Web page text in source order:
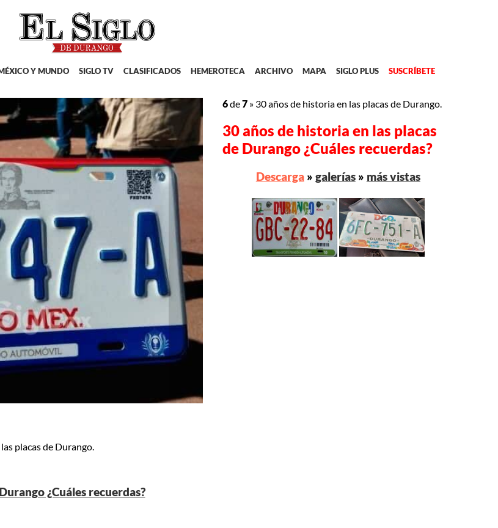
Y MUNDO SIGLO TV CLASIFICADOS HEMEROTECA ARCHIVO MAPA SIGLO PLUS SUSCRÍBETE
placas de Durango.
¿Cuáles recuerdas?
6de7 » 30 años de historia en las placas de Durango.
30 años de historia en las placas
de Durango ¿Cuáles recuerdas?
Descarga» galerías» más vistas